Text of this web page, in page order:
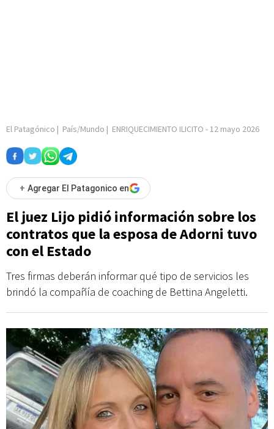
El Patagónico | País/Mundo | ENRIQUECIMIENTO ILICITO - 12 mayo 2026
+ Agregar El Patagonico en
El juez Lijo pidió información sobre los
contratos que la esposa de Adorni tuvo
con el Estado
Tres firmas deberán informar qué tipo de servicios les
brindó la compañía de coaching de Bettina Angeletti.